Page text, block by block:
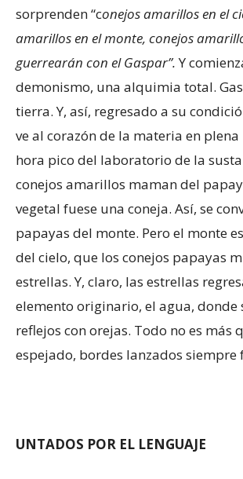
sorprenden “conejos amarillos en el
amarillos en el monte, conejos
guerrearán con el Gaspar”.Y
demonismo, una alquimia total.
tierra. Y, así, regresado a su
ve al corazón de la materia en
hora pico del laboratorio de la
conejos amarillos maman del
vegetal fuese una coneja. Así, se
papayas del monte. Pero el monte
del cielo, que los conejos papayas
estrellas. Y, claro, las estrellas
elemento originario, el agua, donde
reflejos con orejas. Todo no es más
espejado, bordes lanzados siempre
UNTADOS POR EL LENGUAJE